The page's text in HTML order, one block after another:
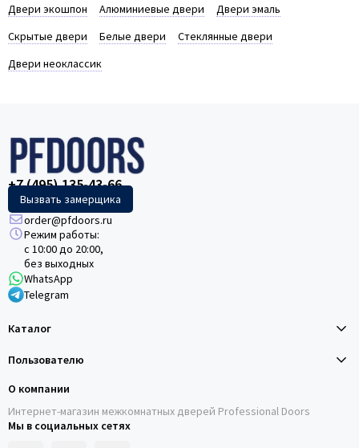
Двери экошпон Алюминиевые двери
Двери эмаль
Скрытые двери
Белые двери
Стеклянные двери
Двери неоклассик
+7 (495) 135-43-66
Вызвать замерщика
order@pfdoors.ru
Режим работы:
с 10:00 до 20:00,
без выходных
WhatsApp
Telegram
Каталог
Пользователю
О компании
Интернет-магазин межкомнатных дверей Professional Doors
Мы в социальных сетях